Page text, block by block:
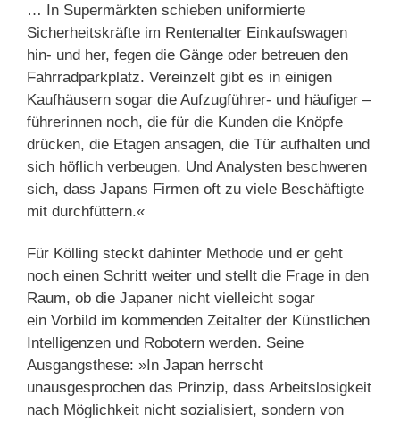
… In Supermärkten schieben uniformierte
Sicherheitskräfte im Rentenalter Einkaufswagen
hin- und her, fegen die Gänge oder betreuen den
Fahrradparkplatz. Vereinzelt gibt es in einigen
Kaufhäusern sogar die Aufzugführer- und häufiger –
führerinnen noch, die für die Kunden die Knöpfe
drücken, die Etagen ansagen, die Tür aufhalten und
sich höflich verbeugen. Und Analysten beschweren
sich, dass Japans Firmen oft zu viele Beschäftigte
mit durchfüttern.«
Für Kölling steckt dahinter Methode und er geht
noch einen Schritt weiter und stellt die Frage in den
Raum, ob die Japaner nicht vielleicht sogar
ein Vorbild im kommenden Zeitalter der Künstlichen
Intelligenzen und Robotern werden. Seine
Ausgangsthese: »In Japan herrscht
unausgesprochen das Prinzip, dass Arbeitslosigkeit
nach Möglichkeit nicht sozialisiert, sondern von